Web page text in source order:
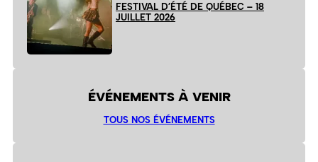
FESTIVAL D’ÉTÉ DE QUÉBEC – 18
JUILLET 2026
ÉVÉNEMENTS À VENIR
TOUS NOS ÉVÉNEMENTS